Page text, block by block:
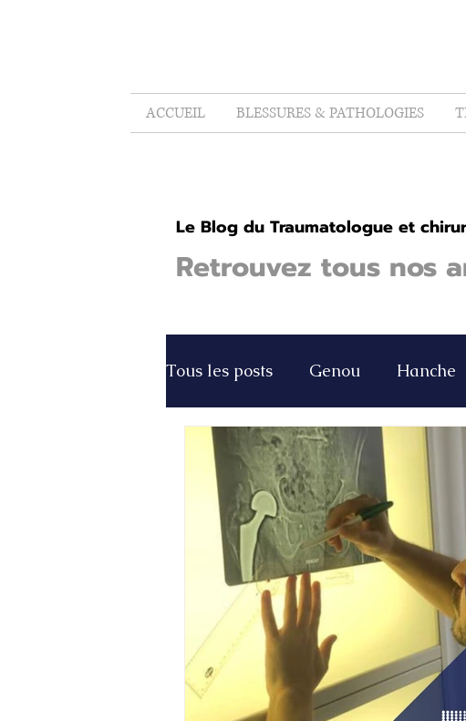
ACCUEIL BLESSURES & PATHOLOGIES
Le Blog du Traumatologue et
Retrouvez tous nos
Tous les posts Genou Hanche